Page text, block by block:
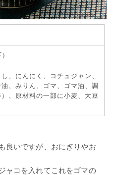
、にんにく、コチュジャン、
、みりん、ゴマ、ゴマ油、調
、原材料の一部に小麦、大豆
良いですが、おにぎりやお
ャコを入れてこれをゴマの